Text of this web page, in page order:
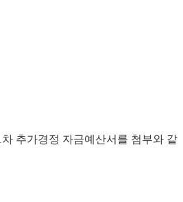
추가경정 자금예산서를 첨부와 같